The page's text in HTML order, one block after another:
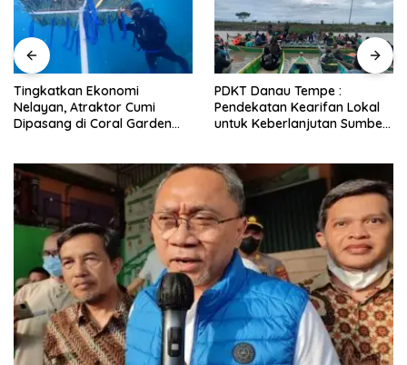
PDKT Danau Tempe :
Pendekatan Kearifan Lokal
untuk Keberlanjutan Sumber
Cara Mengatasi Penyakit
PMK pada Sapi Perah Secara
Alami dan Medis